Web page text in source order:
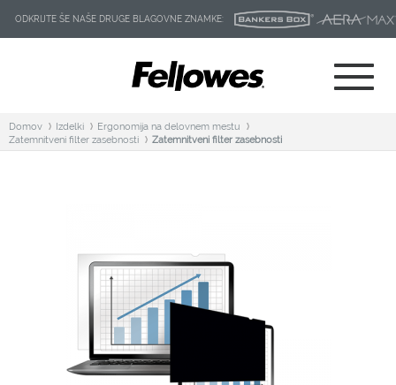
ODKRIJTE ŠE NAŠE DRUGE BLAGOVNE ZNAMKE:
Domov Izdelki
Ergonomija na delovnem mestu
Zatemnitveni filter zasebnosti
Zatemnitveni filter zasebnosti